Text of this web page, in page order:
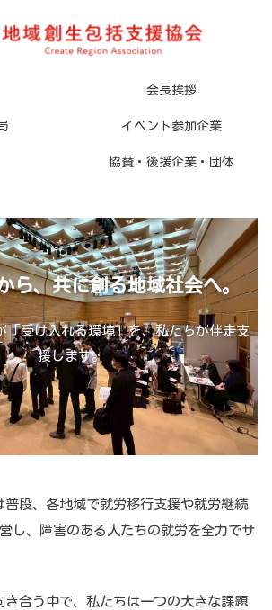
会長挨拶
イベント参加企業
協賛・後援企業・団体
ら、共に創る地域社会へ。
受け入れる環境」を、私たちが伴走支
援します。
普段、各地域で就労移行支援や就労継続
し、障害のある人たちの就労を全力でサ
き合う中で、私たちは一つの大きな課題